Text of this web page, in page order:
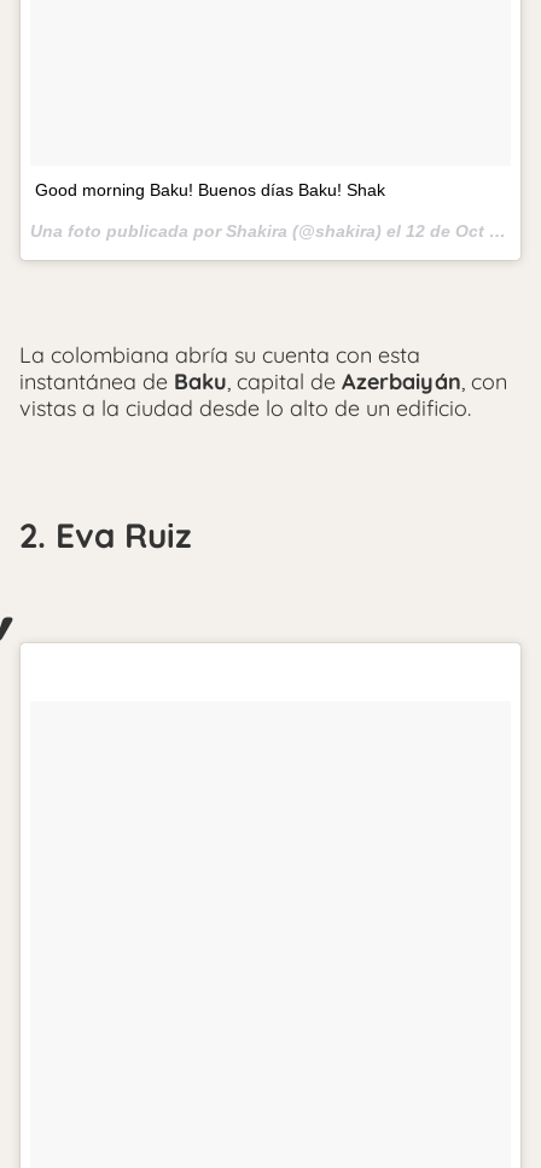
Good morning Baku! Buenos días Baku! Shak
Una foto publicada por Shakira (@shakira) el 12 de Oct de 2012 a la(s) 3:42 PDT
La colombiana abría su cuenta con esta
instantánea de Baku, capital de Azerbaiyán, con
vistas a la ciudad desde lo alto de un edificio.
2. Eva Ruiz